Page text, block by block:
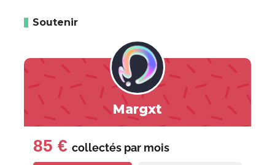
Soutenir
Margxt
85 € collectés par mois